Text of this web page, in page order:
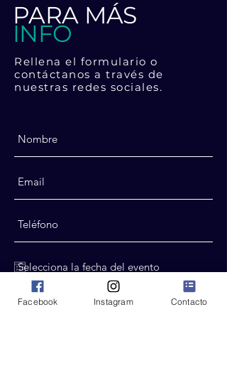
PARA MÁS
INFO
Rellena el formulario o
contáctanos a través de
nuestras redes sociales.
Facebook Instagram Contacto